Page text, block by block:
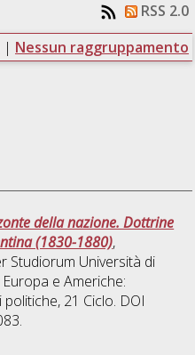
RSS 2.0
| Nessun raggruppamento
della nazione. Dottrine
(1830-1880),
Studiorum Università di
Europa e Americhe:
politiche, 21 Ciclo. DOI